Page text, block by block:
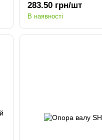
283.50 грн/шт
В наявності